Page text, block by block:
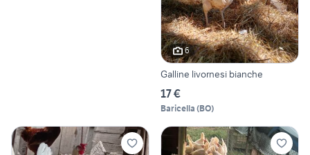
6
Galline livornesi bianche
17 €
Baricella (BO)